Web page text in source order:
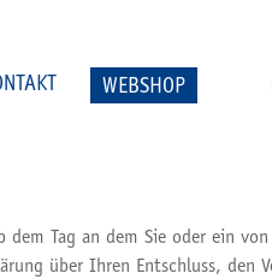
WEBSHOP
dem Tag an dem Sie oder ein
über Ihren Entschluss, den